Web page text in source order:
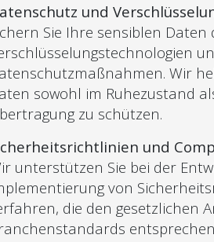
und
Sie Ihre sensiblen
Wir
sowohl im Ruhezustand
zu schützen.
und
unterstützen Sie bei der
von
die den gesetzlichen